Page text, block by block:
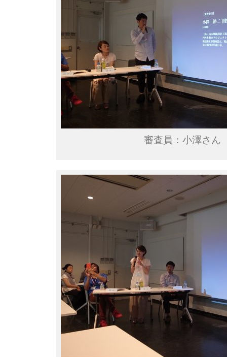
審査員：小澤さん